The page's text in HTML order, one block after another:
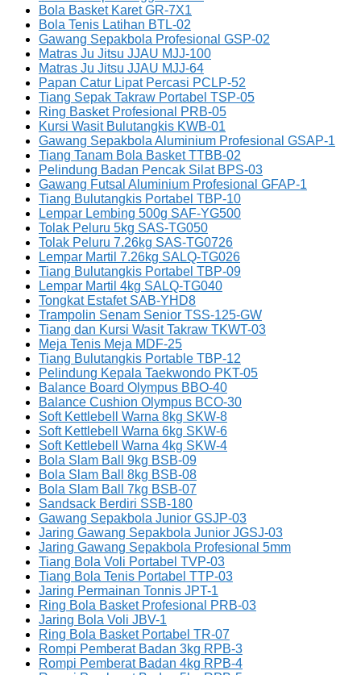
Bola Basket Karet GR-7X1
Bola Tenis Latihan BTL-02
Gawang Sepakbola Profesional GSP-02
Matras Ju Jitsu JJAU MJJ-100
Matras Ju Jitsu JJAU MJJ-64
Papan Catur Lipat Percasi PCLP-52
Tiang Sepak Takraw Portabel TSP-05
Ring Basket Profesional PRB-05
Kursi Wasit Bulutangkis KWB-01
Gawang Sepakbola Aluminium Profesional GSAP-1
Tiang Tanam Bola Basket TTBB-02
Pelindung Badan Pencak Silat BPS-03
Gawang Futsal Aluminium Profesional GFAP-1
Tiang Bulutangkis Portabel TBP-10
Lempar Lembing 500g SAF-YG500
Tolak Peluru 5kg SAS-TG050
Tolak Peluru 7.26kg SAS-TG0726
Lempar Martil 7.26kg SALQ-TG026
Tiang Bulutangkis Portabel TBP-09
Lempar Martil 4kg SALQ-TG040
Tongkat Estafet SAB-YHD8
Trampolin Senam Senior TSS-125-GW
Tiang dan Kursi Wasit Takraw TKWT-03
Meja Tenis Meja MDF-25
Tiang Bulutangkis Portable TBP-12
Pelindung Kepala Taekwondo PKT-05
Balance Board Olympus BBO-40
Balance Cushion Olympus BCO-30
Soft Kettlebell Warna 8kg SKW-8
Soft Kettlebell Warna 6kg SKW-6
Soft Kettlebell Warna 4kg SKW-4
Bola Slam Ball 9kg BSB-09
Bola Slam Ball 8kg BSB-08
Bola Slam Ball 7kg BSB-07
Sandsack Berdiri SSB-180
Gawang Sepakbola Junior GSJP-03
Jaring Gawang Sepakbola Junior JGSJ-03
Jaring Gawang Sepakbola Profesional 5mm
Tiang Bola Voli Portabel TVP-03
Tiang Bola Tenis Portabel TTP-03
Jaring Permainan Tonnis JPT-1
Ring Bola Basket Profesional PRB-03
Jaring Bola Voli JBV-1
Ring Bola Basket Portabel TR-07
Rompi Pemberat Badan 3kg RPB-3
Rompi Pemberat Badan 4kg RPB-4